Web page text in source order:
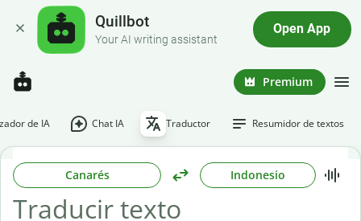
Quillbot
Your AI writing assistant
Open App
Premium
de IA Chat IA Traductor Resumidor de textos
Canarés Indonesio